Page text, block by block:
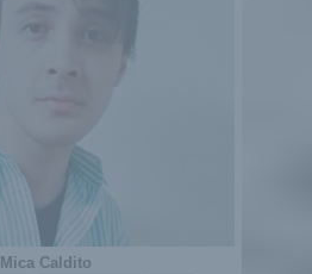
Mica Caldito